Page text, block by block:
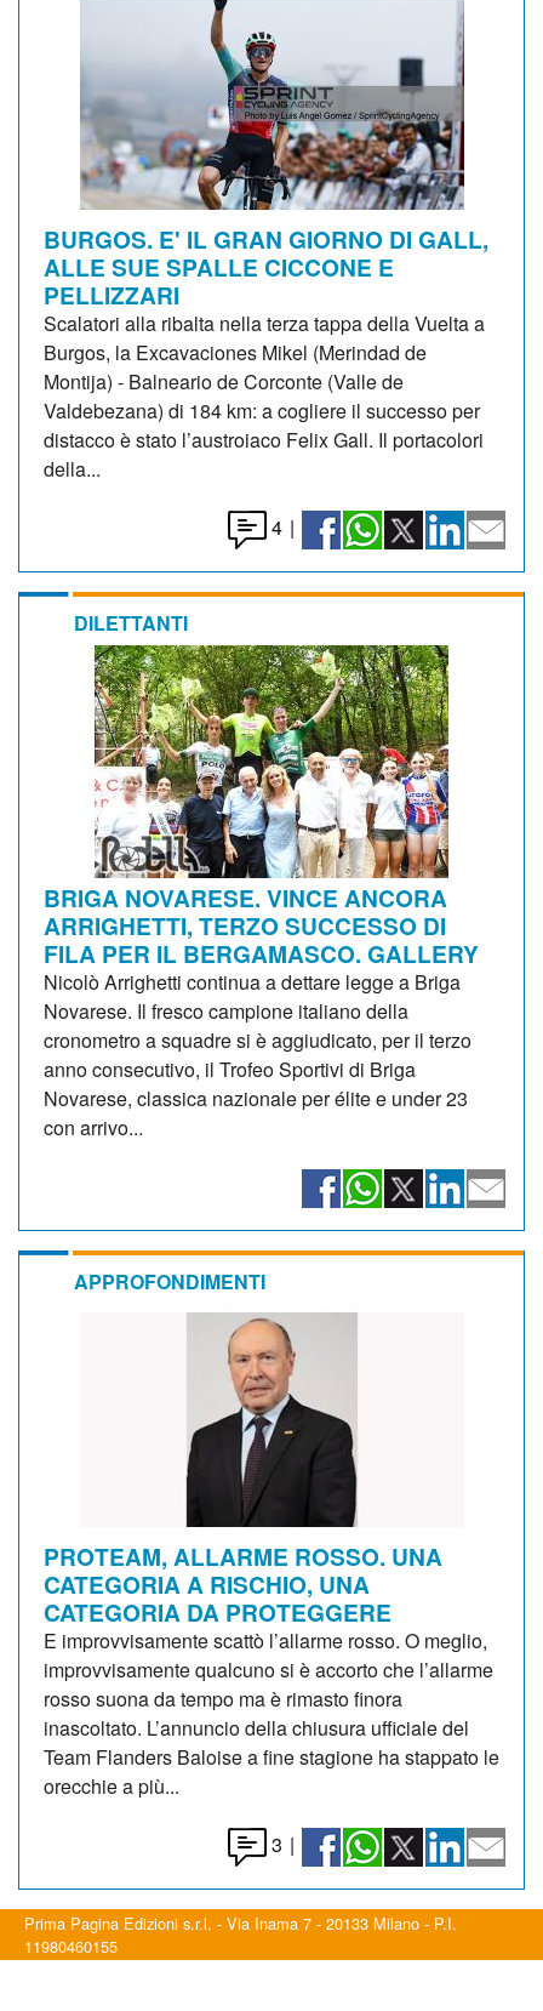
BURGOS. E' IL GRAN GIORNO DI GALL,
ALLE SUE SPALLE CICCONE E
PELLIZZARI
Scalatori alla ribalta nella terza tappa della Vuelta a
Burgos, la Excavaciones Mikel (Merindad de
Montija) - Balneario de Corconte (Valle de
Valdebezana) di 184 km: a cogliere il successo per
distacco è stato l’austroiaco Felix Gall. Il portacolori
della...
4 |
DILETTANTI
BRIGA NOVARESE. VINCE ANCORA
ARRIGHETTI, TERZO SUCCESSO DI
FILA PER IL BERGAMASCO. GALLERY
Nicolò Arrighetti continua a dettare legge a Briga
Novarese. Il fresco campione italiano della
cronometro a squadre si è aggiudicato, per il terzo
anno consecutivo, il Trofeo Sportivi di Briga
Novarese, classica nazionale per élite e under 23
con arrivo...
APPROFONDIMENTI
PROTEAM, ALLARME ROSSO. UNA
CATEGORIA A RISCHIO, UNA
CATEGORIA DA PROTEGGERE
E improvvisamente scattò l’allarme rosso. O meglio,
improvvisamente qualcuno si è accorto che l’allarme
rosso suona da tempo ma è rimasto finora
inascoltato. L’annuncio della chiusura ufficiale del
Team Flanders Baloise a fine stagione ha stappato le
orecchie a più...
3 |
Prima Pagina Edizioni s.r.l. - Via Inama 7 - 20133 Milano - P.I.
11980460155